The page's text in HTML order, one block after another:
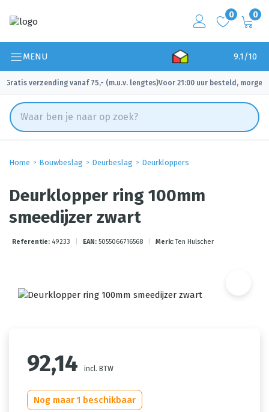
0 0
MENU 9.1/10
Gratis verzending vanaf 75,- (m.u.v. lengtes)
✓ Voor 21:00 uur besteld, morgen
Home Bouwbeslag Deurbeslag Deurkloppers
Deurklopper ring 100mm
smeedijzer zwart
Referentie: 49233 EAN: 5055066716568 Merk:Ten Hulscher
92,14 incl. BTW
Nog maar 1 beschikbaar